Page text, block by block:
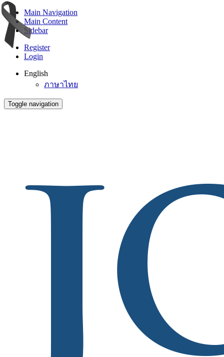
Main Navigation
Main Content
Sidebar
Register
Login
English
ภาษาไทย
Toggle navigation